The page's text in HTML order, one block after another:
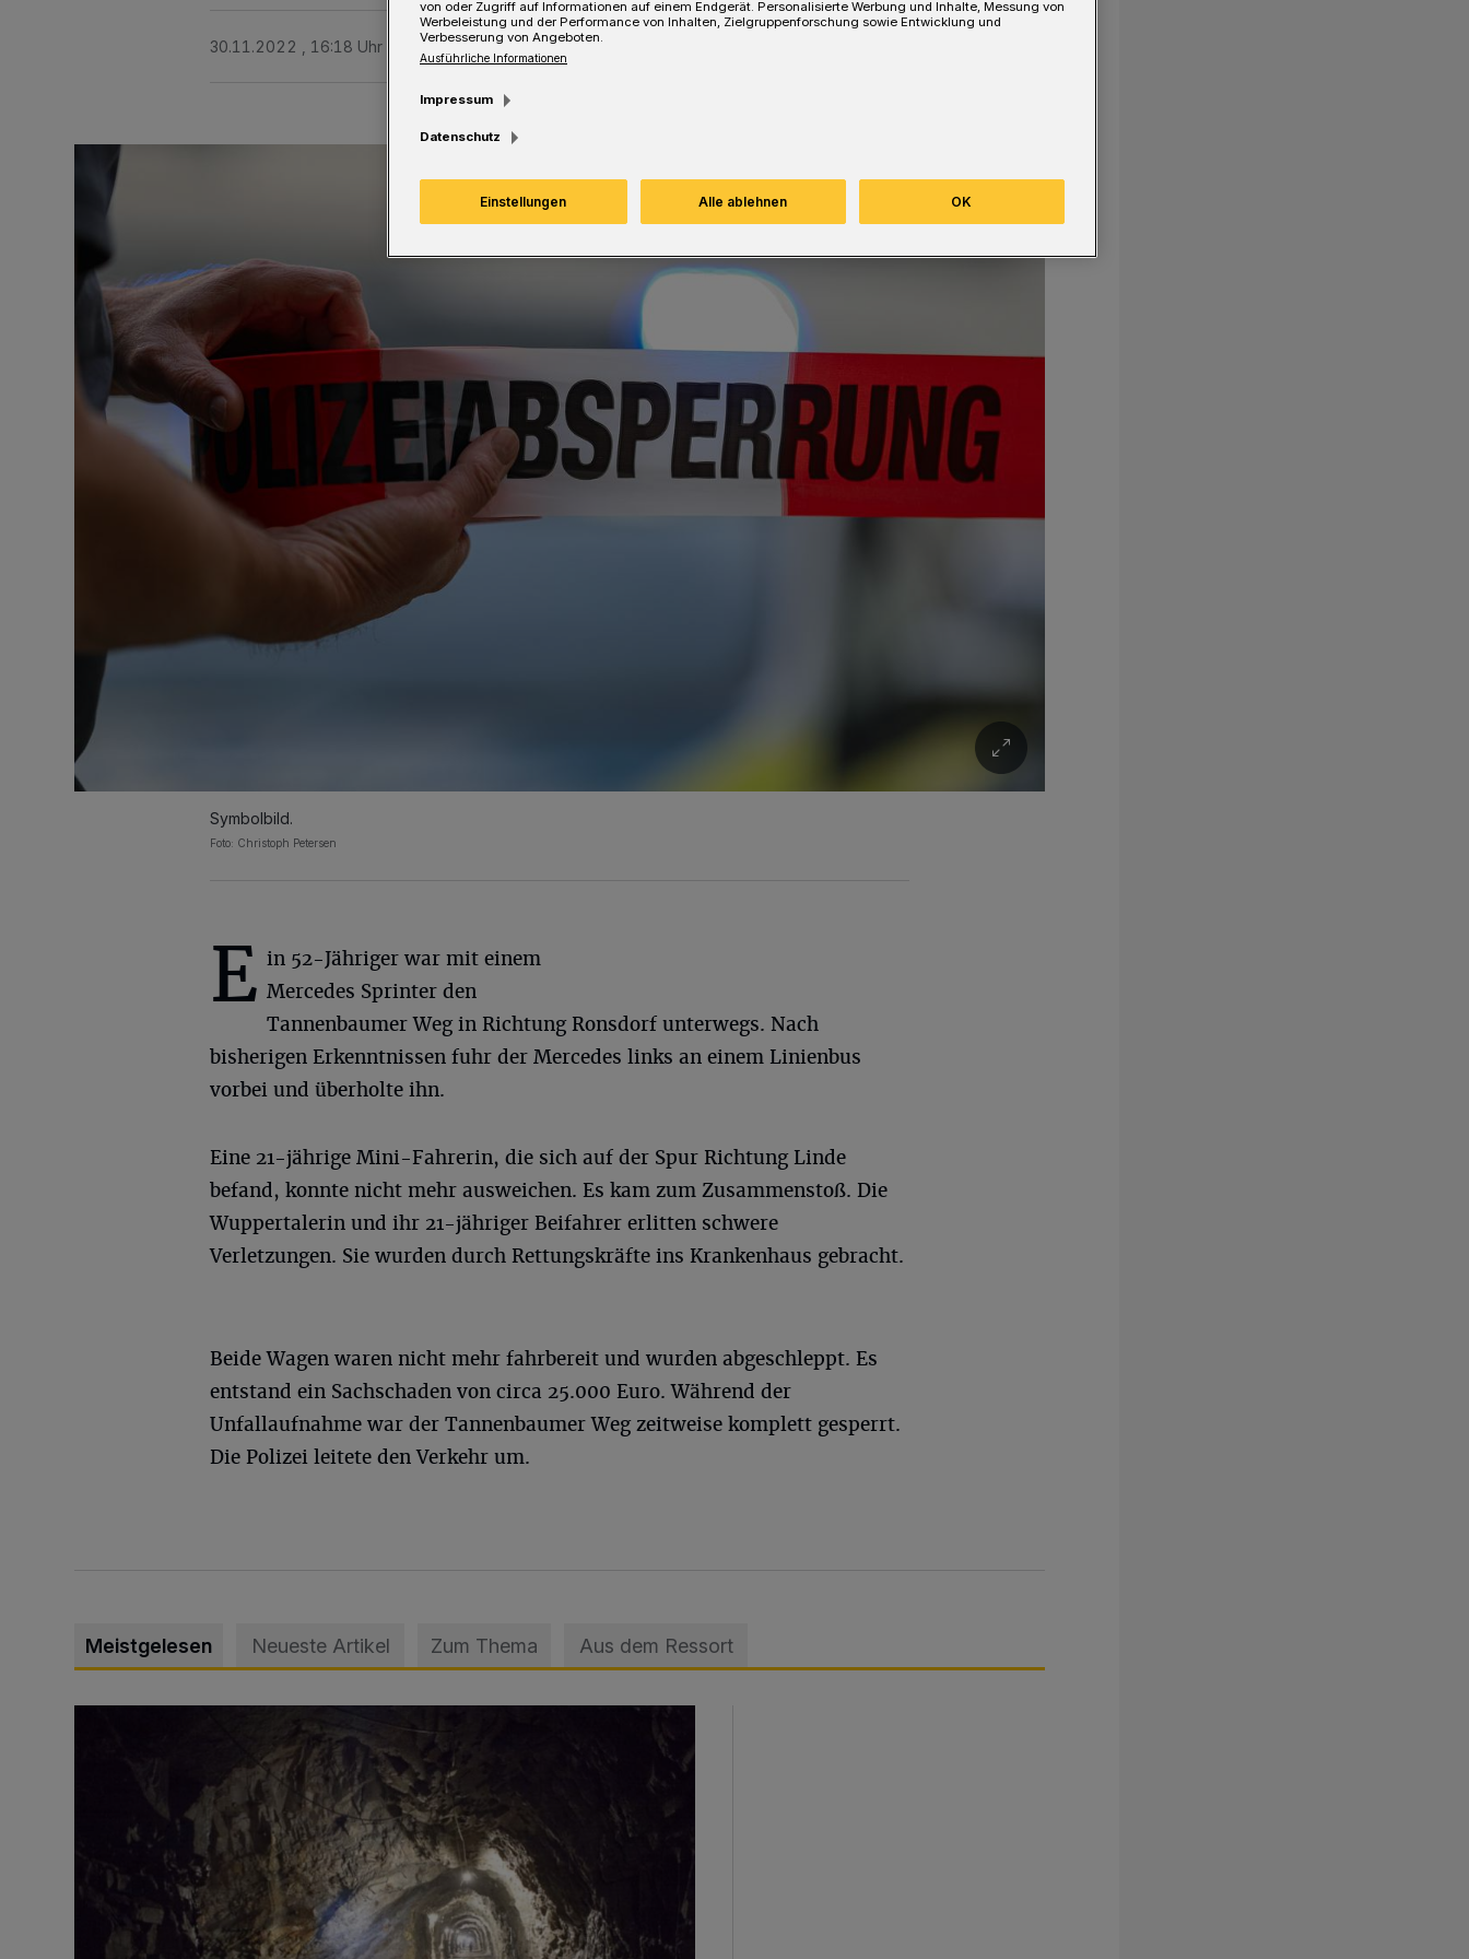
30.11.2022 , 16:18 Uhr Eine Minute Lesezeit
Symbolbild.
Foto: Christoph Petersen
E in 52-Jähriger war mit einem
Mercedes Sprinter den
Tannenbaumer Weg in Richtung Ronsdorf unterwegs. Nach
bisherigen Erkenntnissen fuhr der Mercedes links an einem Linienbus
vorbei und überholte ihn.
Eine 21-jährige Mini-Fahrerin, die sich auf der Spur Richtung Linde
befand, konnte nicht mehr ausweichen. Es kam zum Zusammenstoß. Die
Wuppertalerin und ihr 21-jähriger Beifahrer erlitten schwere
Verletzungen. Sie wurden durch Rettungskräfte ins Krankenhaus gebracht.
Beide Wagen waren nicht mehr fahrbereit und wurden abgeschleppt. Es
entstand ein Sachschaden von circa 25.000 Euro. Während der
Unfallaufnahme war der Tannenbaumer Weg zeitweise komplett gesperrt.
Die Polizei leitete den Verkehr um.
Meistgelesen Neueste Artikel Zum Thema Aus dem Ressort
von oder Zugriff auf Informationen auf einem Endgerät. Personalisierte Werbung und Inhalte, Messung von
Werbeleistung und der Performance von Inhalten, Zielgruppenforschung sowie Entwicklung und
Verbesserung von Angeboten.
Ausführliche Informationen
Impressum
Datenschutz
Einstellungen Alle ablehnen OK